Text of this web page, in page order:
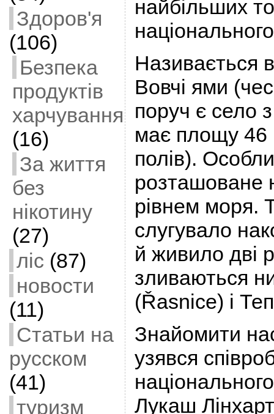
Здоров'я
(106)
Безпека
продуктів
харчування
(16)
За життя
без
нікотину
(27)
ліс (87)
новости
(11)
Статьи на
русском
(41)
туризм
найбільших
Називається
Вовчі ями
поруч є село
має площу 46
полів).
розташоване
рівнем моря.
слугувало
й живило дві
зливаються
(Řasnice) і
Знайомити
узявся
Лукаш